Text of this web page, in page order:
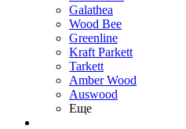
Galathea
Wood Bee
Greenline
Kraft Parkett
Tarkett
Amber Wood
Auswood
Еще